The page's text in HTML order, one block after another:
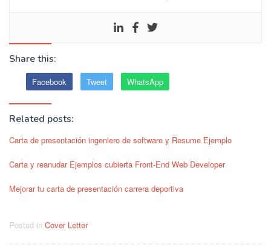
Share this:
Facebook Tweet WhatsApp
Related posts:
Carta de presentación ingeniero de software y Resume Ejemplo
Carta y reanudar Ejemplos cubierta Front-End Web Developer
Mejorar tu carta de presentación carrera deportiva
Posted in Cover Letter